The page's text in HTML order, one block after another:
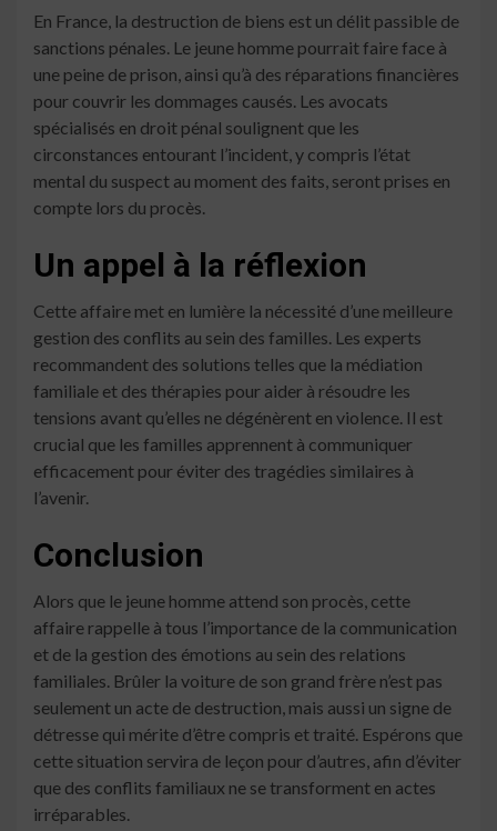
En France, la destruction de biens est un délit passible de
sanctions pénales. Le jeune homme pourrait faire face à
une peine de prison, ainsi qu’à des réparations financières
pour couvrir les dommages causés. Les avocats
spécialisés en droit pénal soulignent que les
circonstances entourant l’incident, y compris l’état
mental du suspect au moment des faits, seront prises en
compte lors du procès.
Un appel à la réflexion
Cette affaire met en lumière la nécessité d’une meilleure
gestion des conflits au sein des familles. Les experts
recommandent des solutions telles que la médiation
familiale et des thérapies pour aider à résoudre les
tensions avant qu’elles ne dégénèrent en violence. Il est
crucial que les familles apprennent à communiquer
efficacement pour éviter des tragédies similaires à
l’avenir.
Conclusion
Alors que le jeune homme attend son procès, cette
affaire rappelle à tous l’importance de la communication
et de la gestion des émotions au sein des relations
familiales. Brûler la voiture de son grand frère n’est pas
seulement un acte de destruction, mais aussi un signe de
détresse qui mérite d’être compris et traité. Espérons que
cette situation servira de leçon pour d’autres, afin d’éviter
que des conflits familiaux ne se transforment en actes
irréparables.